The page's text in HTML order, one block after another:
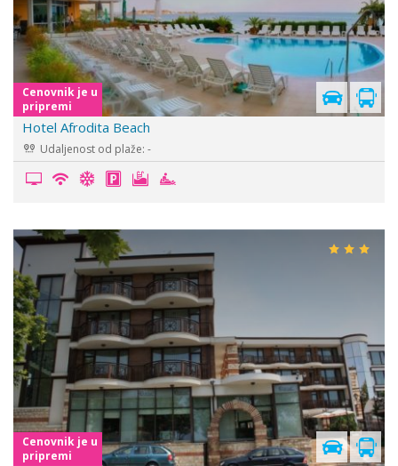
Cenovnik je u
pripremi
Hotel Afrodita Beach
Udaljenost od plaže: -
Cenovnik je u
pripremi